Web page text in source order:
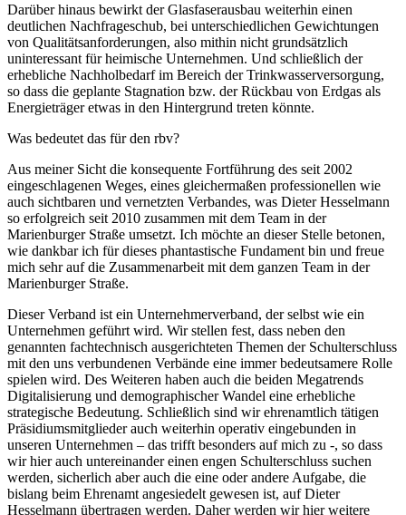
Darüber hinaus bewirkt der Glasfaserausbau weiterhin einen
deutlichen Nachfrageschub, bei unterschiedlichen Gewichtungen
von Qualitätsanforderungen, also mithin nicht grundsätzlich
uninteressant für heimische Unternehmen. Und schließlich der
erhebliche Nachholbedarf im Bereich der Trinkwasserversorgung,
so dass die geplante Stagnation bzw. der Rückbau von Erdgas als
Energieträger etwas in den Hintergrund treten könnte.
Was bedeutet das für den rbv?
Aus meiner Sicht die konsequente Fortführung des seit 2002
eingeschlagenen Weges, eines gleichermaßen professionellen wie
auch sichtbaren und vernetzten Verbandes, was Dieter Hesselmann
so erfolgreich seit 2010 zusammen mit dem Team in der
Marienburger Straße umsetzt. Ich möchte an dieser Stelle betonen,
wie dankbar ich für dieses phantastische Fundament bin und freue
mich sehr auf die Zusammenarbeit mit dem ganzen Team in der
Marienburger Straße.
Dieser Verband ist ein Unternehmerverband, der selbst wie ein
Unternehmen geführt wird. Wir stellen fest, dass neben den
genannten fachtechnisch ausgerichteten Themen der Schulterschluss
mit den uns verbundenen Verbände eine immer bedeutsamere Rolle
spielen wird. Des Weiteren haben auch die beiden Megatrends
Digitalisierung und demographischer Wandel eine erhebliche
strategische Bedeutung. Schließlich sind wir ehrenamtlich tätigen
Präsidiumsmitglieder auch weiterhin operativ eingebunden in
unseren Unternehmen – das trifft besonders auf mich zu -, so dass
wir hier auch untereinander einen engen Schulterschluss suchen
werden, sicherlich aber auch die eine oder andere Aufgabe, die
bislang beim Ehrenamt angesiedelt gewesen ist, auf Dieter
Hesselmann übertragen werden. Daher werden wir hier weitere